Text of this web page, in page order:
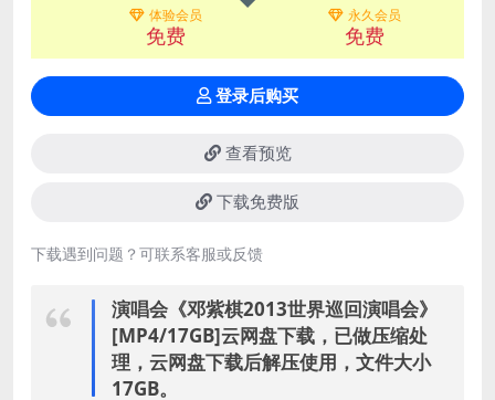
体验会员
免费
永久会员
免费
登录后购买
查看预览
下载免费版
下载遇到问题？可联系客服或反馈
演唱会《邓紫棋2013世界巡回演唱会》
[MP4/17GB]云网盘下载，已做压缩处
理，云网盘下载后解压使用，文件大小
17GB。